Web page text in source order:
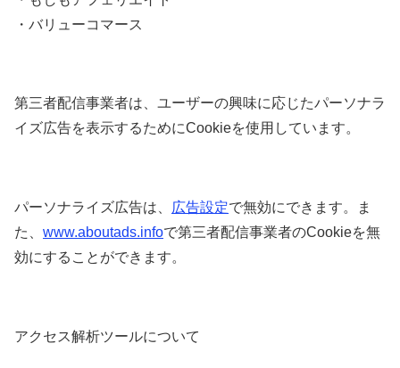
・バリューコマース
第三者配信事業者は、ユーザーの興味に応じたパーソナラ
イズ広告を表示するためにCookieを使用しています。
パーソナライズ広告は、 広告設定で無効にできます。ま
た、 www.aboutads.infoで第三者配信事業者のCookieを無
効にすることができます。
アクセス解析ツールについて